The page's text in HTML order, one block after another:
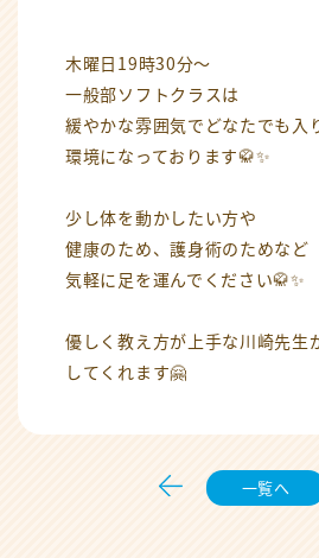
木曜日19時30分〜
一般部ソフトクラスは
緩やかな雰囲気でどなたでも入
環境になっております🥋✨
少し体を動かしたい方や
健康のため、護身術のためなど
気軽に足を運んでください🥋✨
優しく教え方が上手な川崎先生
してくれます🤗
一覧へ